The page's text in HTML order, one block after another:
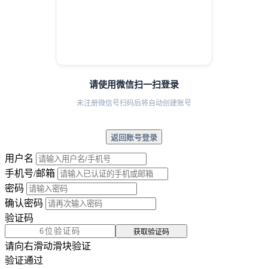
请使用微信扫一扫登录
未注册微信号扫码后将自动创建账号
返回账号登录
用户名
手机号/邮箱
密码
确认密码
验证码
获取验证码
请向右滑动滑块验证
验证通过